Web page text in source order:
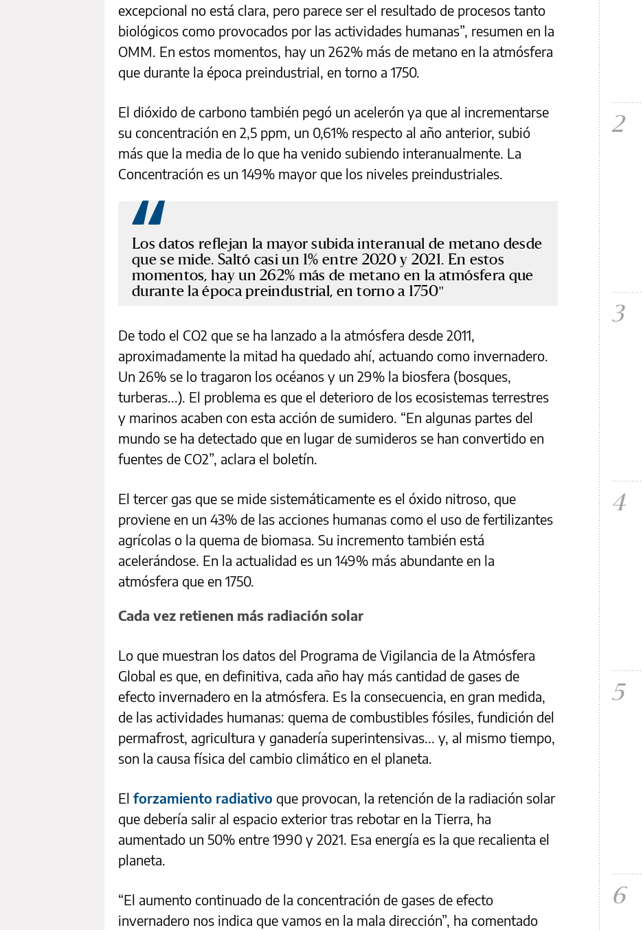
excepcional no está clara, pero parece ser el resultado de procesos tanto
biológicos como provocados por las actividades humanas”, resumen en la
OMM. En estos momentos, hay un 262% más de metano en la atmósfera
que durante la época preindustrial, en torno a 1750.
El dióxido de carbono también pegó un acelerón ya que al incrementarse
su concentración en 2,5 ppm, un 0,61% respecto al año anterior, subió
más que la media de lo que ha venido subiendo interanualmente. La
Concentración es un 149% mayor que los niveles preindustriales.
Los datos reflejan la mayor subida interanual de metano desde
que se mide. Saltó casi un 1% entre 2020 y 2021. En estos
momentos, hay un 262% más de metano en la atmósfera que
durante la época preindustrial, en torno a 1750
De todo el CO2 que se ha lanzado a la atmósfera desde 2011,
aproximadamente la mitad ha quedado ahí, actuando como invernadero.
Un 26% se lo tragaron los océanos y un 29% la biosfera (bosques,
turberas...). El problema es que el deterioro de los ecosistemas terrestres
y marinos acaben con esta acción de sumidero. “En algunas partes del
mundo se ha detectado que en lugar de sumideros se han convertido en
fuentes de CO2”, aclara el boletín.
El tercer gas que se mide sistemáticamente es el óxido nitroso, que
proviene en un 43% de las acciones humanas como el uso de fertilizantes
agrícolas o la quema de biomasa. Su incremento también está
acelerándose. En la actualidad es un 149% más abundante en la
atmósfera que en 1750.
Cada vez retienen más radiación solar
Lo que muestran los datos del Programa de Vigilancia de la Atmósfera
Global es que, en definitiva, cada año hay más cantidad de gases de
efecto invernadero en la atmósfera. Es la consecuencia, en gran medida,
de las actividades humanas: quema de combustibles fósiles, fundición del
permafrost, agricultura y ganadería superintensivas... y, al mismo tiempo,
son la causa física del cambio climático en el planeta.
El forzamiento radiativo que provocan, la retención de la radiación solar
que debería salir al espacio exterior tras rebotar en la Tierra, ha
aumentado un 50% entre 1990 y 2021. Esa energía es la que recalienta el
planeta.
“El aumento continuado de la concentración de gases de efecto
invernadero nos indica que vamos en la mala dirección”, ha comentado
2
3
4
5
6